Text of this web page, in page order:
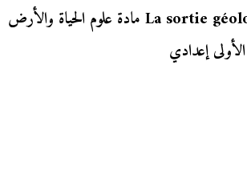
درس La sortie géologique مادة علوم الحياة والأرض
إعدادي